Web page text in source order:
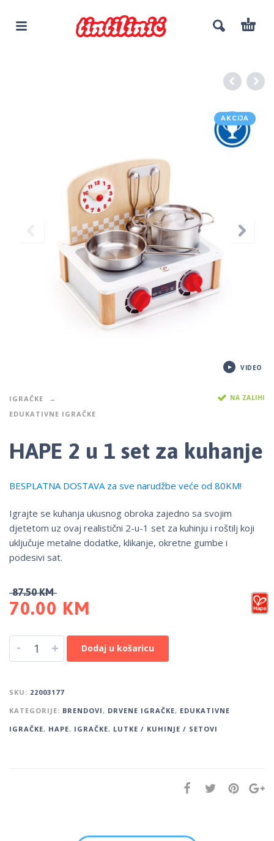
AKCIJA
VIDEO
IGRAČKE
EDUKATIVNE IGRAČKE
NA ZALIHI
HAPE 2 u 1 set za kuhanje
BESPLATNA DOSTAVA za sve narudžbe veće od 80KM!
Igrajte se kuhanja ukusnog obroka zajedno sa svojim
djetetom uz ovaj realistični 2-u-1 set za kuhinju i roštilj koji
uključuje metalne dodatke, klikanje, okretne gumbe i
podesivi sat.
87.50KM
70.00 KM
- + Dodaj u košaricu
SKU: 22003177
KATEGORIJE: BRENDOVI, DRVENE IGRAČKE, EDUKATIVNE
IGRAČKE, HAPE, IGRAČKE, LUTKE / KUHINJE / SETOVI